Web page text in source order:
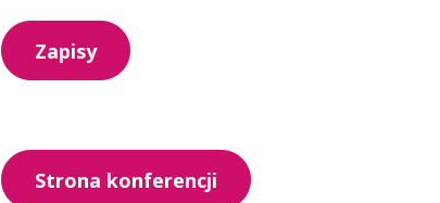
Zapisy
Strona konferencji